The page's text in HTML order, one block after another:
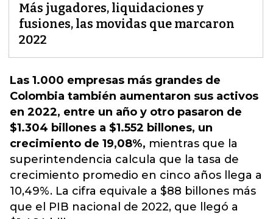
Más jugadores, liquidaciones y
fusiones, las movidas que marcaron
2022
Las 1.000 empresas más grandes de
Colombia también aumentaron sus activos
en 2022, entre un año y otro pasaron de
$1.304 billones a $1.552 billones, un
crecimiento de 19,08%, mientras que la
superintendencia calcula que la tasa de
crecimiento promedio en cinco años llega a
10,49%. La cifra equivale a $88 billones más
que el PIB nacional de 2022, que llegó a